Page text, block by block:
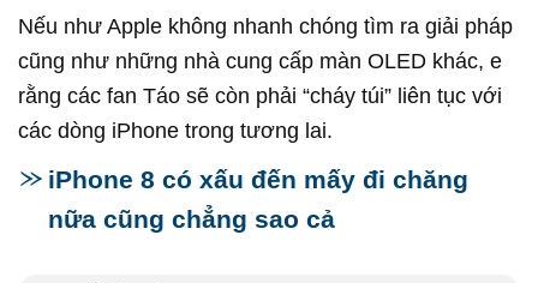
Nếu như Apple không nhanh chóng tìm ra giải pháp
cũng như những nhà cung cấp màn OLED khác, e
rằng các fan Táo sẽ còn phải “cháy túi” liên tục với
các dòng iPhone trong tương lai.
iPhone 8 có xấu đến mấy đi chăng
nữa cũng chẳng sao cả